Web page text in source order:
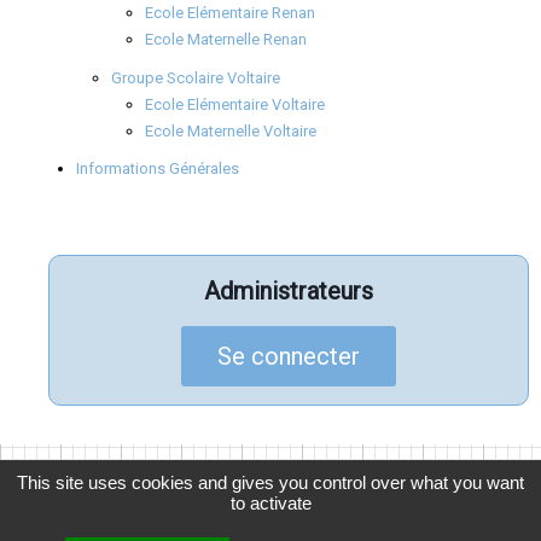
Ecole Elémentaire Renan
Ecole Maternelle Renan
Groupe Scolaire Voltaire
Ecole Elémentaire Voltaire
Ecole Maternelle Voltaire
Informations Générales
Administrateurs
Se connecter
This site uses cookies and gives you control over what you want
to activate